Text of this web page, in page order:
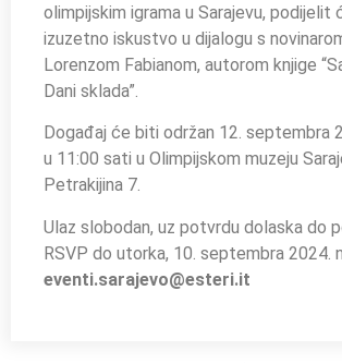
olimpijskim igrama u Sarajevu, podijelit
izuzetno iskustvo u dijalogu s
Lorenzom Fabianom, autorom knjige
Dani sklada”.
Događaj će biti održan 12. septembra
u 11:00 sati u Olimpijskom muzeju
Petrakijina 7.
Ulaz slobodan, uz potvrdu dolaska do
RSVP do utorka, 10. septembra 2024.
eventi.sarajevo@esteri.it